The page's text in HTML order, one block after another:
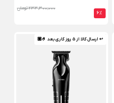
233,300,000 تومان
6%
↩ ارسال کالا از 5 روز کاری بعد 🤌🏼